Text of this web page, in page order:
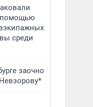
помощью
среди
заочно